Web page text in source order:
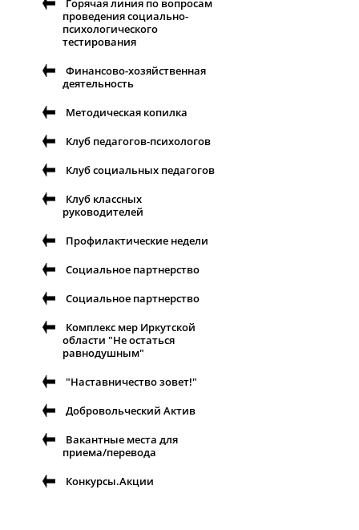
Горячая линия по вопросам
проведения социально-
психологического
тестирования
Финансово-хозяйственная
деятельность
Методическая копилка
Клуб педагогов-психологов
Клуб социальных педагогов
Клуб классных
руководителей
Профилактические недели
Социальное партнерство
Социальное партнерство
Комплекс мер Иркутской
области "Не остаться
равнодушным"
"Наставничество зовет!"
Добровольческий Актив
Вакантные места для
приема/перевода
Конкурсы.Акции